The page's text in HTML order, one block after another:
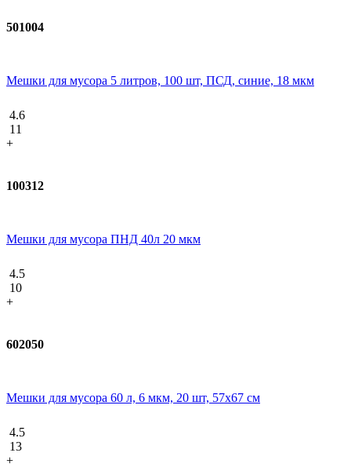
501004
Мешки для мусора 5 литров, 100 шт, ПСД, синие, 18 мкм
4.6
11
+
100312
Мешки для мусора ПНД 40л 20 мкм
4.5
10
+
602050
Мешки для мусора 60 л, 6 мкм, 20 шт, 57х67 см
4.5
13
+